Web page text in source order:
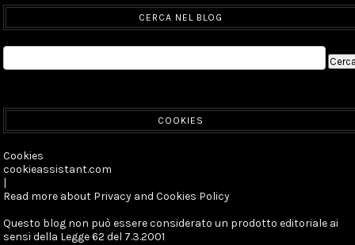
CERCA NEL BLOG
COOKIES
Cookies
cookieassistant.com
|
Read more about Privacy and Cookies Policy
Questo blog non può essere considerato un prodotto editoriale ai
sensi della Legge 62 del 7.3.2001